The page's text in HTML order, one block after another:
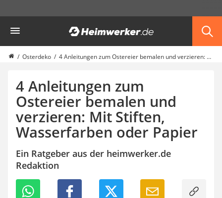
Haushalt & Freizeit
Diascanner
Walkie-Talkie Kinder
Gusseisen Bräter
Induktionskochfeld
Tischgeschirrspüler
Elektronische Dartscheibe
Wildkamera
Beschriftungsgerät
Trinkflasche
Thermokanne
Elektrische Pfeffermühle
Osterdeko 4 Anleitungen zum Ostereier bemalen und verzieren: Mit Stiften, Wasserfarben oder Papier
4 Anleitungen zum
Ostereier bemalen und
verzieren: Mit Stiften,
Wasserfarben oder Papier
Ein Ratgeber aus der heimwerker.de
Redaktion